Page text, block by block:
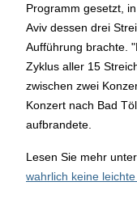
Programm gesetzt,
Aviv dessen drei
Aufführung brachte.
Zyklus aller 15
zwischen zwei
Konzert nach Bad
aufbrandete.
Lesen Sie mehr
wahrlich keine